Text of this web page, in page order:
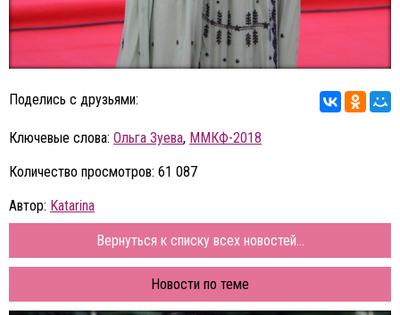
Поделись с друзьями:
Ключевые слова: Ольга Зуева, ММКФ-2018
Количество просмотров: 61 087
Автор: Katarina
Вернуться к списку всех новостей...
Новости по теме